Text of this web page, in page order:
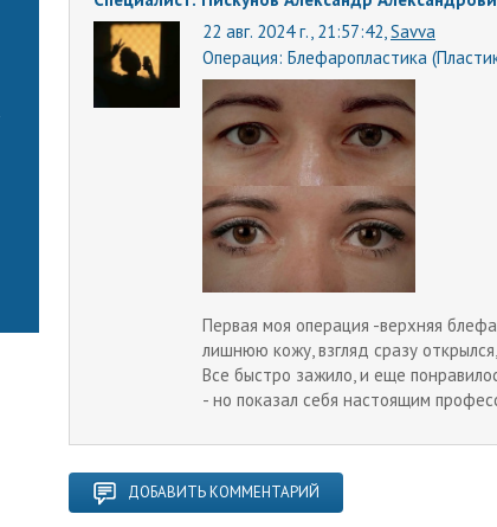
22 авг. 2024 г., 21:57:42, Savva
Операция: Блефаропластика
Первая моя операция -верхняя
лишнюю кожу, взгляд сразу
Все быстро зажило, и еще
- но показал себя настоящим
ДОБАВИТЬ КОММЕНТАРИЙ